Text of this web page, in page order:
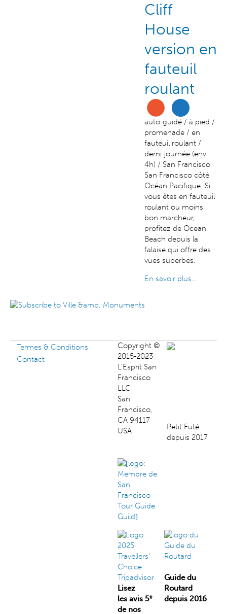
Cliff
House
version en
fauteuil
roulant
auto-guidé / à pied /
promenade / en
fauteuil roulant /
demi-journée (env.
4h) / San Francisco
San Francisco côté
Océan Pacifique. Si
vous êtes en fauteuil
roulant ou moins
bon marcheur,
profitez de Ocean
Beach depuis la
falaise qui offre des
vues superbes.
En savoir plus…
Termes & Conditions
Contact
Copyright ©
2015-2023
L'Esprit San
Francisco
LLC
San
Francisco,
CA 94117
USA
Petit Futé
depuis 2017
Lisez
les avis 5*
de nos
Guide du
Routard
depuis 2016